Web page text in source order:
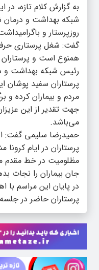
به گزارش کلام تازه،
شبکه بهداشت و درمان
روزپرستار و
گفت: شغل پرستاری
همنوع است و پرستاران
رئیس شبکه بهداشت و
پرستاران سفید‌ پوشان
مردم و بیماران کرده و
جهت تقدیر از این
می‌باشد.
حمیدرضا‌‌ سلیمی گفت:
پرستاران در ایام
مظلومیت در خط مقدم
جان بیماران را نجات
در پایان این مراسم با
پرستاران حاضر‌ در